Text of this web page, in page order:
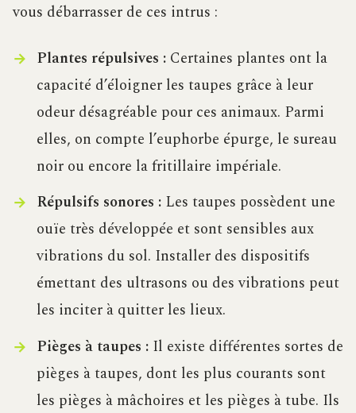
vous débarrasser de ces intrus :
Plantes répulsives :Certaines plantes ont la
capacité d’éloigner les taupes grâce à leur
odeur désagréable pour ces animaux. Parmi
elles, on compte l’euphorbe épurge, le sureau
noir ou encore la fritillaire impériale.
Répulsifs sonores :Les taupes possèdent une
ouïe très développée et sont sensibles aux
vibrations du sol. Installer des dispositifs
émettant des ultrasons ou des vibrations peut
les inciter à quitter les lieux.
Pièges à taupes :Il existe différentes sortes de
pièges à taupes, dont les plus courants sont
les pièges à mâchoires et les pièges à tube. Ils